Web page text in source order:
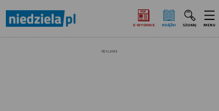
E‑WYDANIE KSIĄŻKI SZUKAJ MENU
REKLAMA